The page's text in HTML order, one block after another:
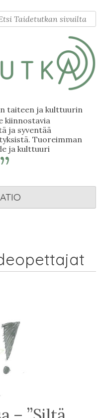
taiteen ja kulttuurin
kiinnostavia
ja syventää
Tuoreimman
ja kulttuuri